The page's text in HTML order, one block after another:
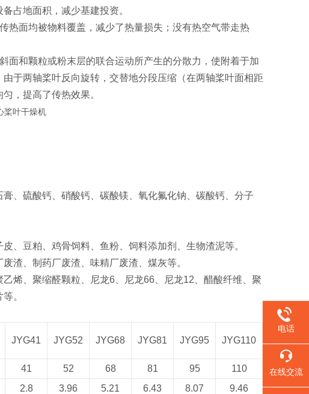
占地面积，减少基建投资。
热面均被物料覆盖，减少了热量损失；没有热空气带走热
面和颗粒或粉末层的联合运动所产生的分散力，使附着于加
于两轴桨叶反向旋转，交替地分段压缩（在两轴桨叶面相距
，提高了传热效果。
、硫酸钙、硝酸钙、碳酸镁、氧化氟化钠、碳酸钙、分子
、豆粕、鸡骨饲料、鱼粉、饲料添加剂、生物渣泥等‌。
渣、制药厂废渣、味精厂废渣、煤灰等‌。
烯、聚缩醛颗粒、尼龙6、尼龙66、尼龙12、醋酸纤维、聚
。
JYG41 JYG52 JYG68 JYG81 JYG95 JYG110
41 52 68 81 95
110
2.8 3.96 5.21 6.43 8.07
9.46
电话
在线交流